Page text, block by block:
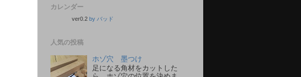
カレンダー
ver0.2 by バッド
人気の投稿
ホゾ穴 墨つけ
足になる角材をカットした